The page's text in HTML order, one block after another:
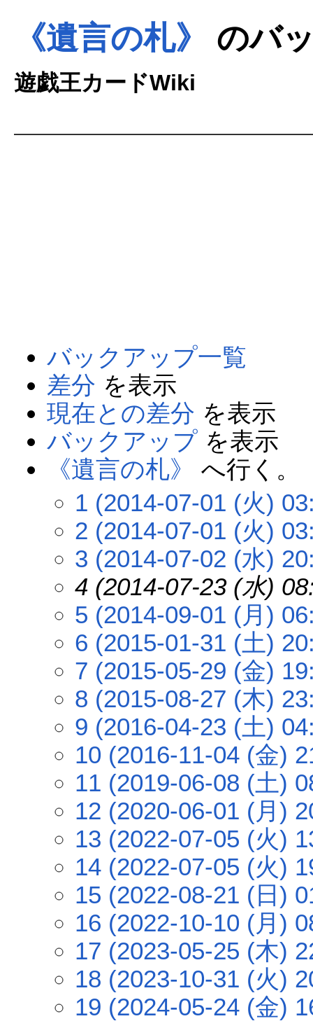
《遺言の札》 のバ
遊戯王カードWiki
バックアップ一覧
差分 を表示
現在との差分 を表示
バックアップを表示
《遺言の札》
へ行く。
1 (2014-07-01 (火)
2 (2014-07-01 (火)
3 (2014-07-02 (水)
4 (2014-07-23 (水)
5 (2014-09-01 (月)
6 (2015-01-31 (土)
7 (2015-05-29 (金)
8 (2015-08-27 (木)
9 (2016-04-23 (土)
10 (2016-11-04 (金)
11 (2019-06-08 (土)
12 (2020-06-01 (月)
13 (2022-07-05 (火)
14 (2022-07-05 (火)
15 (2022-08-21 (日)
16 (2022-10-10 (月)
17 (2023-05-25 (木)
18 (2023-10-31 (火)
19 (2024-05-24 (金)